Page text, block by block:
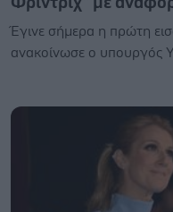
Έγινε σήμερα η πρώτη
ανακοίνωσε ο υπουργός